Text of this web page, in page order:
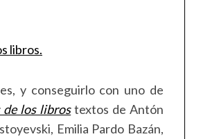
y conseguirlo con uno de
de los libros textos de Antón
Emilia Pardo Bazán,